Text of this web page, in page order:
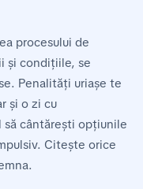
procesului de
și condițiile, se
Penalități uriașe te
și o zi cu
să cântărești opțiunile
Citește orice